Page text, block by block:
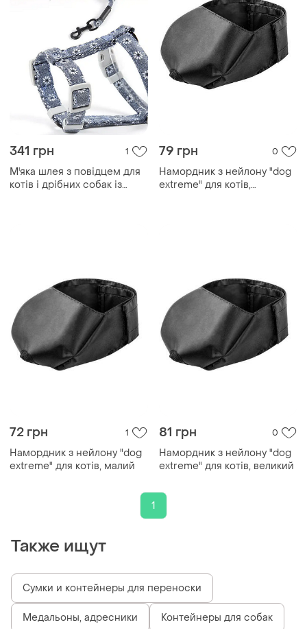
341 грн 1
М'яка шлея з повідцем для
котів і дрібних собак із
79 грн 0
Намордник з нейлону "dog
extremе" для котів,
72 грн 1
Намордник з нейлону "dog
extremе" для котів, малий
81 грн 0
Намордник з нейлону "dog
extremе" для котів, великий
1
Также ищут
Сумки и контейнеры для переноски
Медальоны, адресники Контейнеры для собак